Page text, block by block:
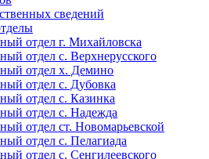
сведений
отдел г. Михайловска
отдел с. Верхнерусского
отдел х. Демино
отдел с. Дубовка
отдел с. Казинка
отдел с. Надежда
отдел ст. Новомарьевской
отдел с. Пелагиада
отдел с. Сенгилеевского